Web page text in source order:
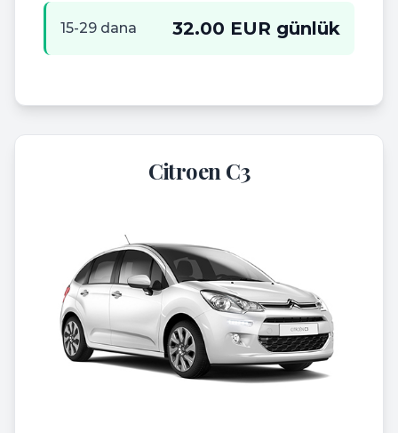
15-29 dana 32.00 EUR günlük
Citroen C3